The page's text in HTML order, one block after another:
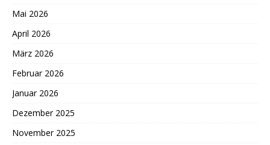
Mai 2026
April 2026
März 2026
Februar 2026
Januar 2026
Dezember 2025
November 2025